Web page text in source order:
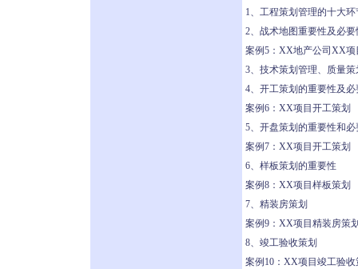
1、工程策划管理的十大
2、战术地图重要性及必要
案例5：XX地产公司XX项
3、技术策划管理、质量
4、开工策划的重要性及
案例6：XX项目开工策划
5、开盘策划的重要性和
案例7：XX项目开工策划
6、样板策划的重要性
案例8：XX项目样板策划
7、精装房策划
案例9：XX项目精装房策
8、竣工验收策划
案例10：XX项目竣工验收